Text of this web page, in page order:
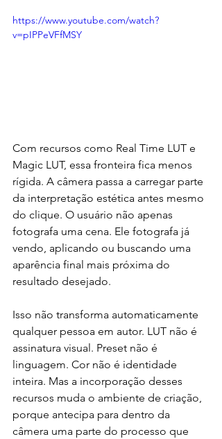
https://www.youtube.com/watch?
v=pIPPeVFfMSY
Com recursos como Real Time LUT e
Magic LUT, essa fronteira fica menos
rígida. A câmera passa a carregar parte
da interpretação estética antes mesmo
do clique. O usuário não apenas
fotografa uma cena. Ele fotografa já
vendo, aplicando ou buscando uma
aparência final mais próxima do
resultado desejado.
Isso não transforma automaticamente
qualquer pessoa em autor. LUT não é
assinatura visual. Preset não é
linguagem. Cor não é identidade
inteira. Mas a incorporação desses
recursos muda o ambiente de criação,
porque antecipa para dentro da
câmera uma parte do processo que